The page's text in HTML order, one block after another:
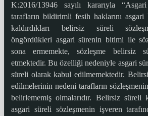
K:2016/13946 sayılı kararıyla
tarafların bildirimli fesih haklarını
kaldırdıkları belirsiz süreli
öngördükleri asgari sürenin bitimi ile
sona ermemekte, sözleşme belirsiz
etmektedir. Bu özelliği nedeniyle asgari
süreli olarak kabul edilmemektedir.
edilmelerinin nedeni tarafların
belirlememiş olmalarıdır. Belirsiz
asgari süreli sözleşmenin işveren